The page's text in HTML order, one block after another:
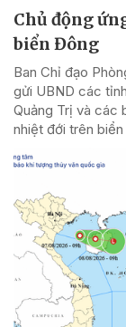
Chủ động
biển Đông
Ban Chỉ đạo
gửi UBND các
Quảng Trị và các
nhiệt đới trên